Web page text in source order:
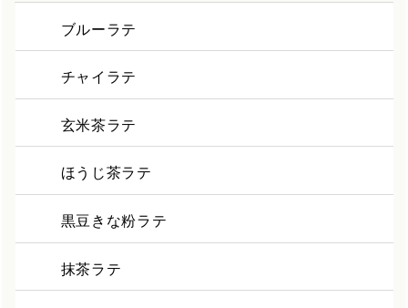
ブルーラテ
チャイラテ
玄米茶ラテ
ほうじ茶ラテ
黒豆きな粉ラテ
抹茶ラテ